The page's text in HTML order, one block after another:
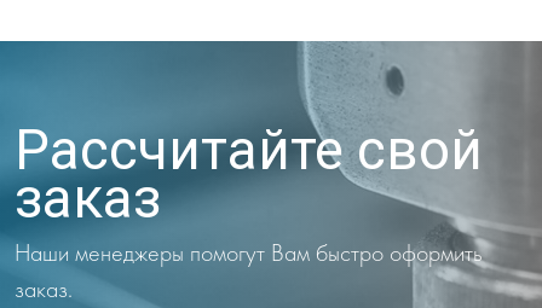
Рассчитайте свой
заказ
Наши менеджеры помогут Вам быстро оформить
заказ.